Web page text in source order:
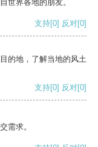
世界各地的朋友。
支持[0] 反对[0]
的地，了解当地的风土
支持[0] 反对[0]
需求。